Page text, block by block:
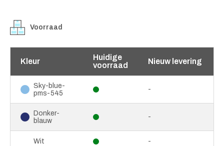
Voorraad
Kleur
Huidige
voorraad
Nieuw levering
Sky-blue-
pms-545
-
Donker-
blauw
-
Wit -